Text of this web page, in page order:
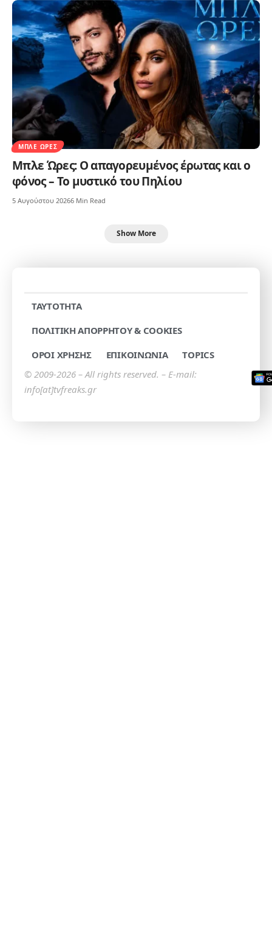
ΜΠΛΕ ΏΡΕΣ
Μπλε Ώρες: Ο απαγορευμένος έρωτας και ο
φόνος – Το μυστικό του Πηλίου
5 Αυγούστου 20266 Min Read
Show More
TAYTOTHTA
ΠΟΛΙΤΙΚΗ ΑΠΟΡΡΗΤΟΥ & COOKIES
ΟΡΟΙ ΧΡΗΣΗΣ
ΕΠΙΚΟΙΝΩΝΙΑ
TOPICS
© 2009-2026 – All rights reserved. – E-mail:
info[at]tvfreaks.gr